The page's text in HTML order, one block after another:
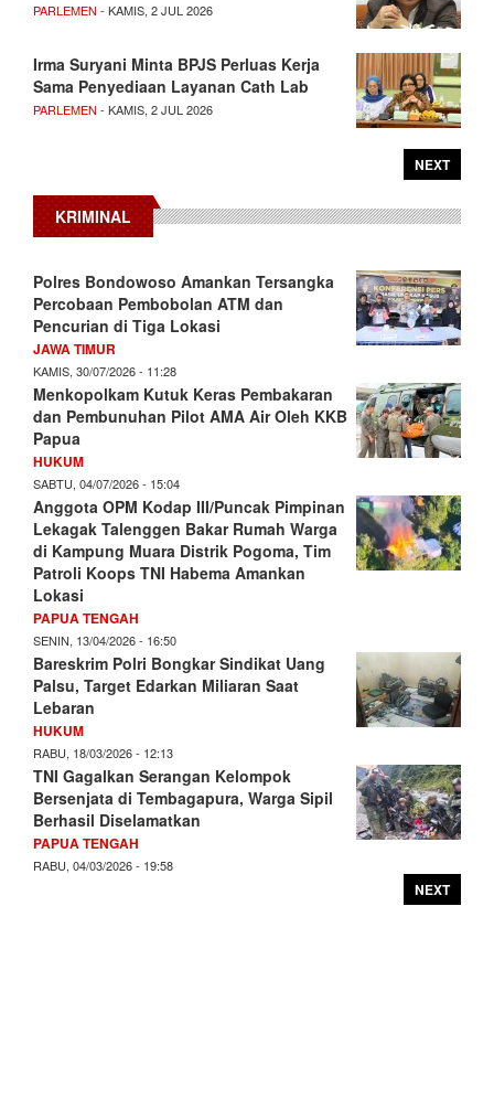
PARLEMEN - KAMIS, 2 JUL 2026
Irma Suryani Minta BPJS Perluas Kerja
Sama Penyediaan Layanan Cath Lab
PARLEMEN - KAMIS, 2 JUL 2026
NEXT
KRIMINAL
Polres Bondowoso Amankan Tersangka
Percobaan Pembobolan ATM dan
Pencurian di Tiga Lokasi
JAWA TIMUR
KAMIS, 30/07/2026 - 11:28
Menkopolkam Kutuk Keras Pembakaran
dan Pembunuhan Pilot AMA Air Oleh KKB
Papua
HUKUM
SABTU, 04/07/2026 - 15:04
Anggota OPM Kodap III/Puncak Pimpinan
Lekagak Talenggen Bakar Rumah Warga
di Kampung Muara Distrik Pogoma, Tim
Patroli Koops TNI Habema Amankan
Lokasi
PAPUA TENGAH
SENIN, 13/04/2026 - 16:50
Bareskrim Polri Bongkar Sindikat Uang
Palsu, Target Edarkan Miliaran Saat
Lebaran
HUKUM
RABU, 18/03/2026 - 12:13
TNI Gagalkan Serangan Kelompok
Bersenjata di Tembagapura, Warga Sipil
Berhasil Diselamatkan
PAPUA TENGAH
RABU, 04/03/2026 - 19:58
NEXT